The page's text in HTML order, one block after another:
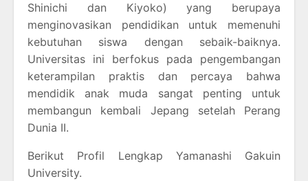
Shinichi dan Kiyoko) yang berupaya
menginovasikan pendidikan untuk memenuhi
kebutuhan siswa dengan sebaik-baiknya.
Universitas ini berfokus pada pengembangan
keterampilan praktis dan percaya bahwa
mendidik anak muda sangat penting untuk
membangun kembali Jepang setelah Perang
Dunia II.
Berikut Profil Lengkap Yamanashi Gakuin
University.